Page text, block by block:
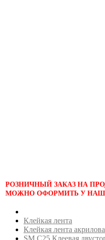
РОЗНИЧНЫЙ ЗАКАЗ НА
МОЖНО ОФОРМИТЬ У
Клейкая лента
Клейкая лента
SM C25 Клеевая